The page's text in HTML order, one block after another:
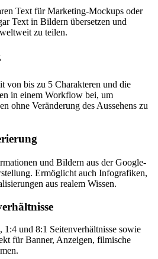
Text für Marketing-Mockups oder
Text in Bildern übersetzen und
zu teilen.
von bis zu 5 Charakteren und die
in einem Workflow bei, um
ohne Veränderung des Aussehens zu
und Bildern aus der Google-
Ermöglicht auch Infografiken,
aus realem Wissen.
und 8:1 Seitenverhältnisse sowie
für Banner, Anzeigen, filmische